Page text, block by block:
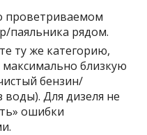
проветриваемом
паяльника рядом.
ту же категорию,
максимально близкую
бензин/
воды). Для дизеля не
ошибки